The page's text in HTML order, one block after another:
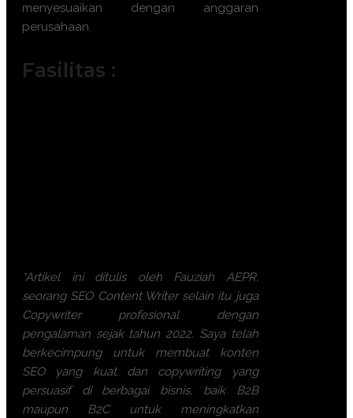
menyesuaikan dengan anggaran
perusahaan.
Fasilitas :
*Artikel ini ditulis oleh Fauziah AEPR,
seorang SEO Content Writer selain itu juga
Copywriter profesional dengan
pengalaman sejak tahun 2022. Saya telah
berkecimpung untuk membuat konten
SEO yang kuat dan copywriting yang
persuasif di berbagai bisnis, baik B2B
maupun B2C untuk meningkatkan